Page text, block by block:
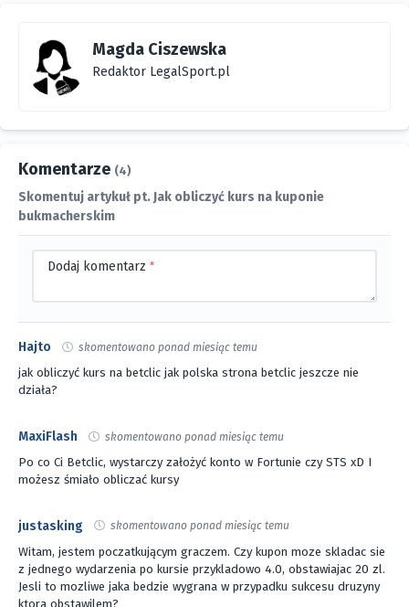
Magda Ciszewska
Redaktor LegalSport.pl
Komentarze (4)
Skomentuj artykuł pt. Jak obliczyć kurs na kuponie
bukmacherskim
Dodaj komentarz *
Hajto skomentowano ponad miesiąc temu
jak obliczyć kurs na betclic jak polska strona betclic jeszcze nie
działa?
MaxiFlash skomentowano ponad miesiąc temu
Po co Ci Betclic, wystarczy założyć konto w Fortunie czy STS xD I
możesz śmiało obliczać kursy
justasking skomentowano ponad miesiąc temu
Witam, jestem poczatkującym graczem. Czy kupon moze skladac sie
z jednego wydarzenia po kursie przykladowo 4.0, obstawiajac 20 zl.
Jesli to mozliwe jaka bedzie wygrana w przypadku sukcesu druzyny
ktora obstawilem?